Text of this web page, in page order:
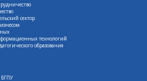
сектор
технологий
образования
БГПУ